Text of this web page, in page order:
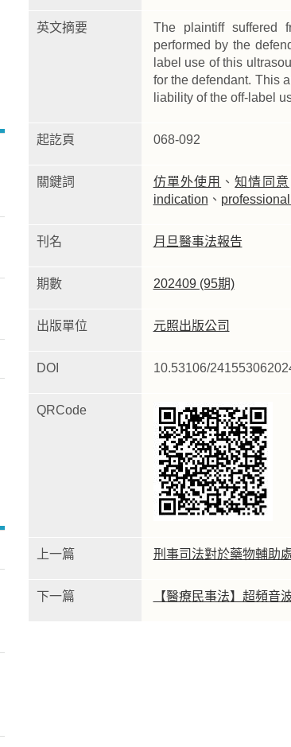
英文摘要
The plaintiff suffered
performed by the
label use of this
for the defendant. This
liability of the off-label
起訖頁 068-092
關鍵詞 仿單外使用 、知情同意
indication 、
刊名 月旦醫事法報告
期數 202409 (95期)
出版單位 元照出版公司
DOI 10.53106/
QRCode
上一篇 刑事司法對於藥物輔助
下一篇 【醫療民事法】超頻音